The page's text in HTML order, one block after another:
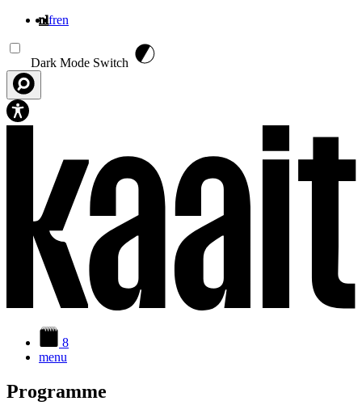
nlfren
Dark Mode Switch
8
menu
Programme